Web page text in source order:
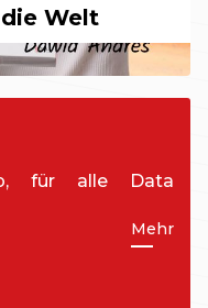
Welt
für alle Data
Mehr